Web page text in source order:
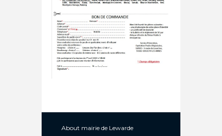
About mairie de Lewarde